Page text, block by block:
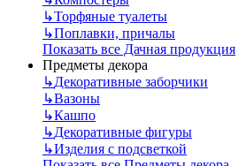
↳Торфяные туалеты
↳Поплавки, причалы
Показать все Дачная продукция
Предметы декора
↳Декоративные заборчики
↳Вазоны
↳Кашпо
↳Декоративные фигуры
↳Изделия с подсветкой